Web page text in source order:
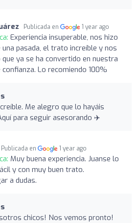
Publicada en 1 year ago
Experiencia insuperable, nos hizo
pasada, el trato increíble y nos
ya se ha convertido en nuestra
Lo recomiendo 100%
Me alegro que lo hayáis
para seguir asesorando ✈️
Publicada en 1 year ago
Muy buena experiencia. Juanse lo
y con muy buen trato.
a dudas.
chicos! Nos vemos pronto!